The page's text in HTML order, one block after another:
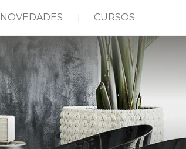
NOVEDADES CURSOS